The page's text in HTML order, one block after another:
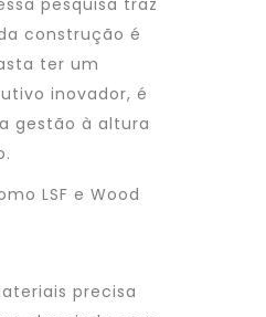
pesquisa traz
construção é
ter um
inovador, é
gestão à altura
LSF e Wood
precisa